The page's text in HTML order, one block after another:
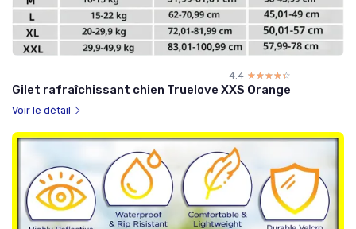
4.4 ☆☆☆☆☆
★★★★★
Gilet rafraîchissant chien Truelove XXS Orange
Voir le détail